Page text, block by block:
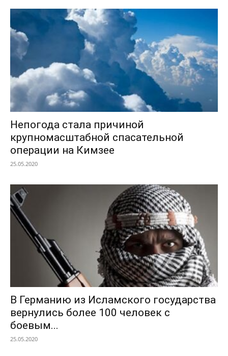
Непогода стала причиной
крупномасштабной спасательной
операции на Кимзее
25.05.2020
В Германию из Исламского государства
вернулись более 100 человек с
боевым...
25.05.2020